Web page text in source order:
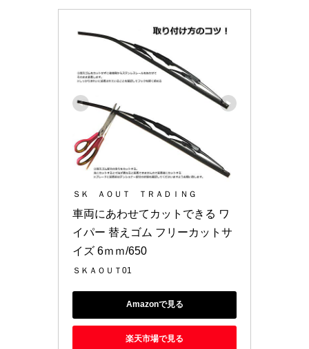
ＳＫ ＡＯＵＴ ＴＲＡＤＩＮＧ
車両にあわせてカットできる ワ
イパー 替えゴム フリーカットサ
イズ 6ｍｍ/650
ＳＫＡＯＵＴ01
Amazonで見る
楽天市場で見る